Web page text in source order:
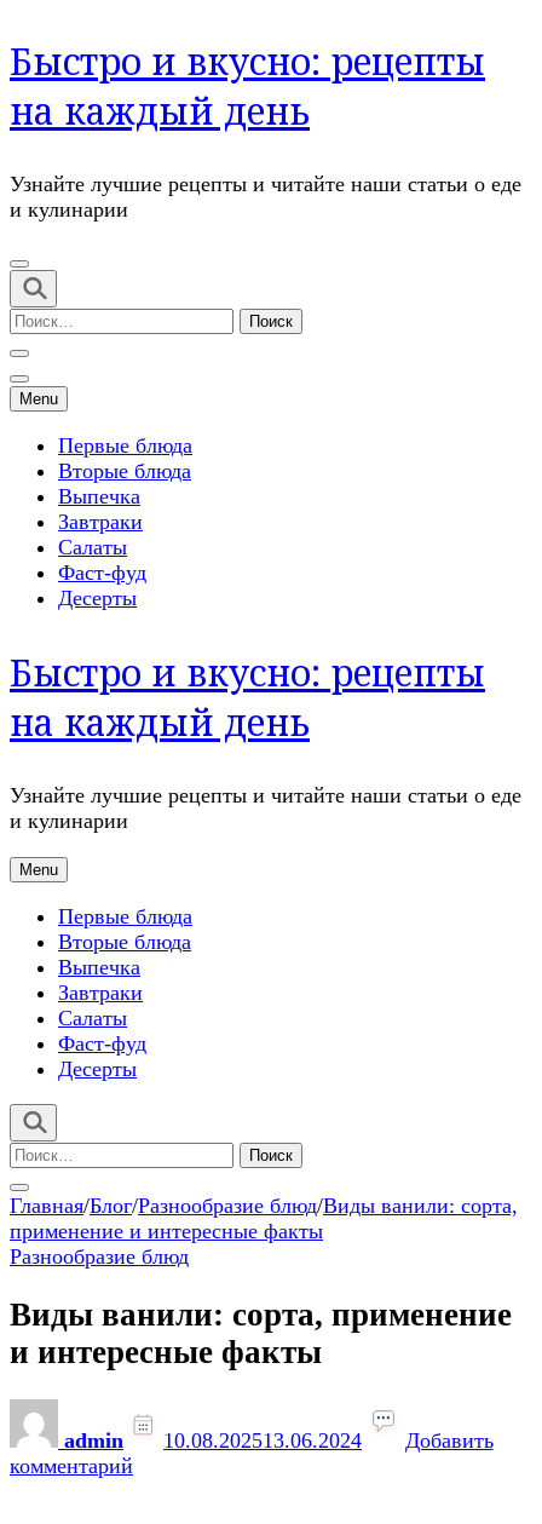
Перейти
к
содержимому
(нажмите
Быстро и вкусно: рецепты
на каждый день
Узнайте лучшие рецепты и читайте наши статьи о еде
и кулинарии
Найти:
Menu
Первые блюда
Вторые блюда
Выпечка
Завтраки
Салаты
Фаст-фуд
Десерты
Быстро и вкусно: рецепты
на каждый день
Узнайте лучшие рецепты и читайте наши статьи о еде
и кулинарии
Menu
Первые блюда
Вторые блюда
Выпечка
Завтраки
Салаты
Фаст-фуд
Десерты
Найти:
Главная/Блог/Разнообразие блюд/Виды ванили: сорта,
применение и интересные факты
Разнообразие блюд
Виды ванили: сорта, применение
и интересные факты
admin 10.08.202513.06.2024
Добавить
комментарий